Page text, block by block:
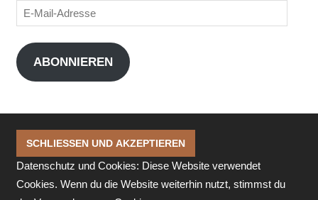
E-
Mail-
Adresse
ABONNIEREN
Datenschutz und Cookies: Diese Website verwendet
Cookies. Wenn du die Website weiterhin nutzt, stimmst du